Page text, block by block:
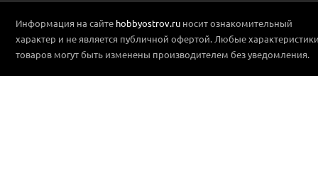
Информация на сайте hobbyostrov.ru носит ознакомительный
характер и не является публичной офертой. Любые
товаров могут быть изменены производителем без уведомления.